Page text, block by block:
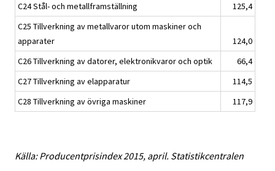
C24 Stål- och metallframställning
125,4
C25 Tillverkning av metallvaror utom maskiner och
apparater
124,0
C26 Tillverkning av datorer, elektronikvaror och optik
66,4
C27 Tillverkning av elapparatur
114,5
C28 Tillverkning av övriga maskiner
117,9
Källa: Producentprisindex 2015, april. Statistikcentralen